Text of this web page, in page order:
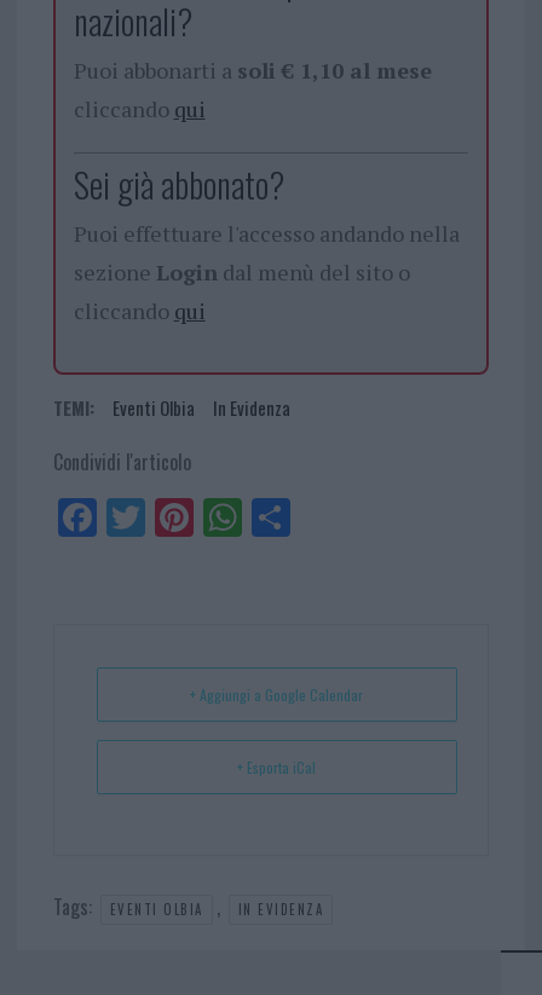
nazionali?
Puoi abbonarti a soli € 1,10 al mese
cliccando qui
Sei già abbonato?
Puoi effettuare l'accesso andando nella
sezione Logindal menù del sito o
cliccando qui
TEMI: Eventi Olbia In Evidenza
Condividi l'articolo
Fa
ce
Tw
itt
Pi
nt
t
W
ha
p
Sh
+ Aggiungi a Google Calendar
+ Esporta iCal
Tags: EVENTI OLBIA , IN EVIDENZA